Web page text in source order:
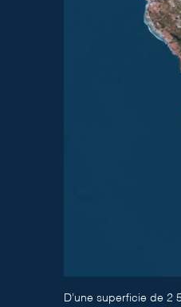
D’une superficie de 2